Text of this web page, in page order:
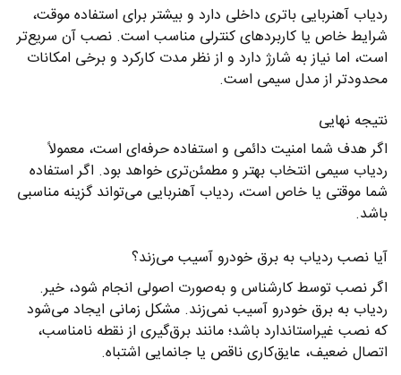
ردیاب آهنربایی باتری داخلی دارد و بیشتر برای استفاده موقت،
شرایط خاص یا کاربردهای کنترلی مناسب است. نصب آن سریع‌تر
است، اما نیاز به شارژ دارد و از نظر مدت کارکرد و برخی امکانات
محدودتر از مدل سیمی است.
نتیجه نهایی
اگر هدف شما امنیت دائمی و استفاده حرفه‌ای است، معمولاً
ردیاب سیمی انتخاب بهتر و مطمئن‌تری خواهد بود. اگر استفاده
شما موقتی یا خاص است، ردیاب آهنربایی می‌تواند گزینه مناسبی
باشد.
آیا نصب ردیاب به برق خودرو آسیب می‌زند؟
اگر نصب توسط کارشناس و به‌صورت اصولی انجام شود، خیر.
ردیاب به برق خودرو آسیب نمی‌زند. مشکل زمانی ایجاد می‌شود
که نصب غیراستاندارد باشد؛ مانند برق‌گیری از نقطه نامناسب،
اتصال ضعیف، عایق‌کاری ناقص یا جانمایی اشتباه.